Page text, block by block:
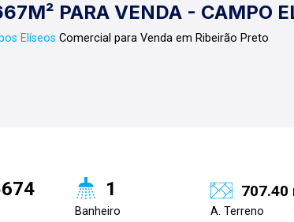
PARA VENDA - CAMPO
Elíseos Comercial para Venda em Ribeirão Preto
1
Banheiro
707.40
A. Terreno